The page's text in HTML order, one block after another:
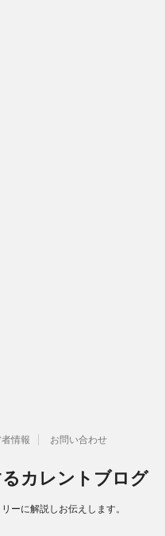
情報 お問い合わせ
カレントブログ
ーに解説しお伝えします。